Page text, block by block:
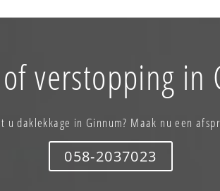
verstopping in
u daklekkage in Ginnum? Maak nu een
058-2037023